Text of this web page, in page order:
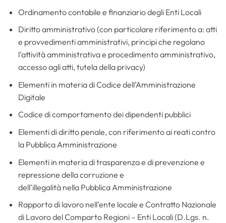
Ordinamento contabile e finanziario degli Enti Locali
Diritto amministrativo (con particolare riferimento a: atti
e provvedimenti amministrativi, principi che regolano
l’attività amministrativa e procedimento amministrativo,
accesso agli atti, tutela della privacy)
Elementi in materia di Codice dell’Amministrazione
Digitale
Codice di comportamento dei dipendenti pubblici
Elementi di diritto penale, con riferimento ai reati contro
la Pubblica Amministrazione
Elementi in materia di trasparenza e di prevenzione e
repressione della corruzione e
dell’illegalità nella Pubblica Amministrazione
Rapporto di lavoro nell’ente locale e Contratto Nazionale
di Lavoro del Comparto Regioni – Enti Locali (D.Lgs. n.